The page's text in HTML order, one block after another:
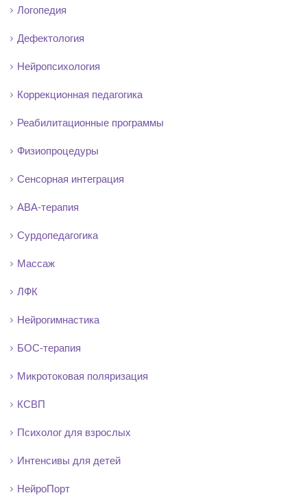
Логопедия
Дефектология
Нейропсихология
Коррекционная педагогика
Реабилитационные программы
Физиопроцедуры
Сенсорная интеграция
АВА-терапия
Сурдопедагогика
Массаж
ЛФК
Нейрогимнастика
БОС-терапия
Микротоковая поляризация
КСВП
Психолог для взрослых
Интенсивы для детей
НейроПорт